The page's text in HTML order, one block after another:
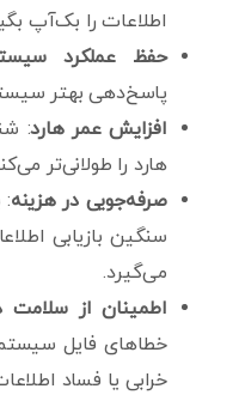
اطلاعات را بک‌آپ
حفظ عملکرد
پاسخ‌دهی بهتر
افزایش عمر هارد:
هارد را طولانی‌تر
صرفه‌جویی در هزینه:
سنگین بازیابی
می‌گیرد.
اطمینان از سلامت
خطاهای فایل سیستم
خرابی یا فساد